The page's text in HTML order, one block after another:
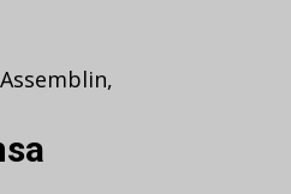
Assemblin,